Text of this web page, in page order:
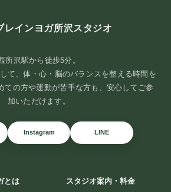
レインヨガ所沢スタジオ
所沢駅から徒歩5分。
て、体・心・脳のバランスを整える時間を
ての方や運動が苦手な方も、安心してご参
加いただけます。
Instagram LINE
とは スタジオ案内・料金